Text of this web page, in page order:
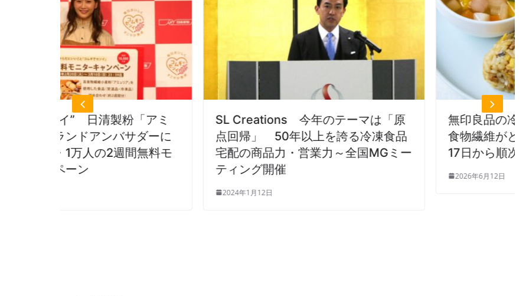
SL Creations 今年のテーマは「原
点回帰」 50年以上を誇る冷凍食品
宅配の商品力・営業力～全国MGミー
無印良品の冷凍食品、たんぱく質、
食物繊維がとれるおにぎり4種、6月
17日から順次新発売